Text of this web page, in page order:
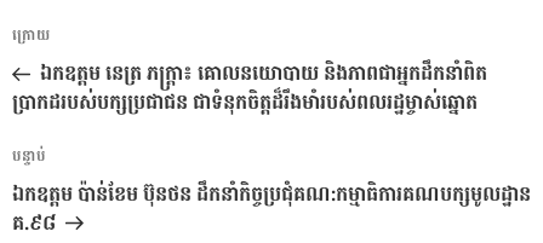
ការ​
នាំទិស​
ប្រកាស
អត្ថបទ
មុន
ក្រោយ
ឯកឧត្តម នេត្រ ភក្ត្រា៖ គោលនយោបាយ និងភាពជាអ្នកដឹកនាំពិត
ប្រាកដរបស់បក្សប្រជាជន ជាទំនុកចិត្តដ៏រឹងមាំរបស់ពលរដ្ឋម្ចាស់ឆ្នោត
អត្ថបទ
បន្ទាប់
បន្ទាប់
ឯកឧត្តម​ ប៉ាន់ខែម​ ប៊ុនថន​ ដឹកនាំកិច្ចប្រជុំ​គណ:កម្មាធិការគណបក្សមូលដ្ឋាន​
គ.៩៨​